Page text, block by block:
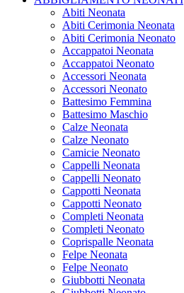
Abiti Neonata
Abiti Cerimonia Neonata
Abiti Cerimonia Neonato
Accappatoi Neonata
Accappatoi Neonato
Accessori Neonata
Accessori Neonato
Battesimo Femmina
Battesimo Maschio
Calze Neonata
Calze Neonato
Camicie Neonato
Cappelli Neonata
Cappelli Neonato
Cappotti Neonata
Cappotti Neonato
Completi Neonata
Completi Neonato
Coprispalle Neonata
Felpe Neonata
Felpe Neonato
Giubbotti Neonata